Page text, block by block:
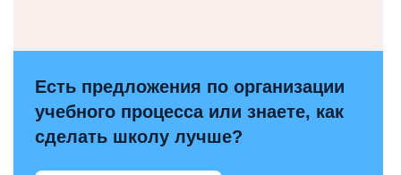
Есть предложения по организации
учебного процесса или знаете, как
сделать школу лучше?